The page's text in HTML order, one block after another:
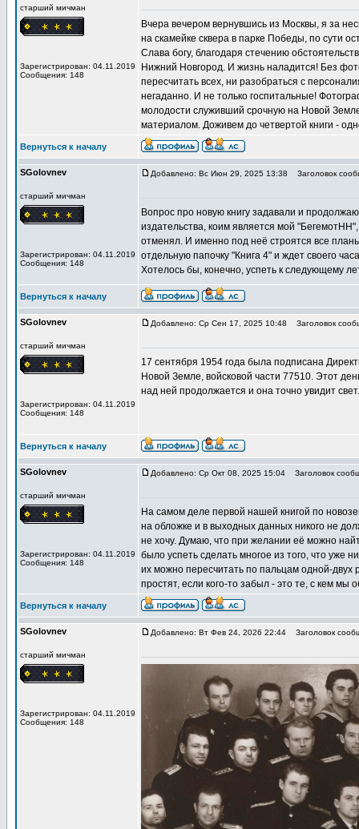
старший мичман
Зарегистрирован: 04.11.2019
Сообщения: 148
Вчера вечером вернувшись из Москвы, я за
на скамейке сквера в парке Победы, по сути
Слава богу, благодаря стечению
Нижний Новгород. И жизнь наладится! Без
пересчитать всех, ни разобраться с
негаданно. И не только госпитальные!
молодости служивший срочную на Новой
материалом. Доживем до четвертой книги -
Вернуться к началу
SGolovnev
старший мичман
Зарегистрирован: 04.11.2019
Сообщения: 148
Добавлено: Вс Июн 29, 2025 13:38 Заголовок
Вопрос про новую книгу задавали и
издательства, коим является мой
отменял. И именно под неё строятся все
отдельную папочку "Книга 4" и ждет своего
Хотелось бы, конечно, успеть к следующему
Вернуться к началу
SGolovnev
старший мичман
Зарегистрирован: 04.11.2019
Сообщения: 148
Добавлено: Ср Сен 17, 2025 10:48 Заголовок
17 сентября 1954 года была подписана
Новой Земле, войсковой части 77510. Этот
над ней продолжается и она точно увидит свет.
Вернуться к началу
SGolovnev
старший мичман
Зарегистрирован: 04.11.2019
Сообщения: 148
Добавлено: Ср Окт 08, 2025 15:04 Заголовок
На самом деле первой нашей книгой по
на обложке и в выходных данных никого не
не хочу. Думаю, что при желании её можно
было успеть сделать многое из того, что уже
их можно пересчитать по пальцам одной-
простят, если кого-то забыл - это те, с кем
Вернуться к началу
SGolovnev
старший мичман
Зарегистрирован: 04.11.2019
Сообщения: 148
Добавлено: Вт Фев 24, 2026 22:44 Заголовок